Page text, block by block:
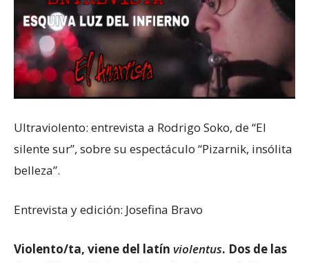
Ultraviolento: entrevista a Rodrigo Soko, de “El
silente sur”, sobre su espectáculo “Pizarnik, insólita
belleza”.
Entrevista y edición: Josefina Bravo
Violento/ta, viene del latín violentus. Dos de las